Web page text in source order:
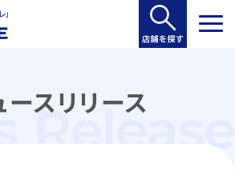
ースリリース